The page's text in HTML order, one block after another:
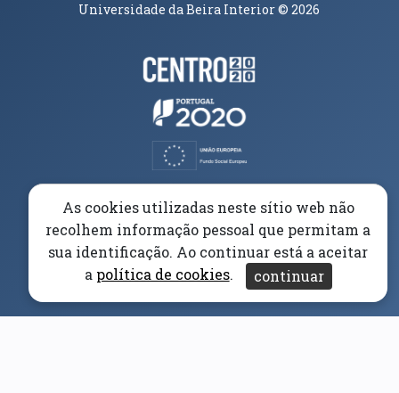
Universidade da Beira Interior© 2026
Parceiros e Financiadores
(abre em nova janela)
(abre em nova janela)
As cookies utilizadas neste sítio web não
recolhem informação pessoal que permitam a
sua identificação. Ao continuar está a aceitar
a política de cookies. continuar